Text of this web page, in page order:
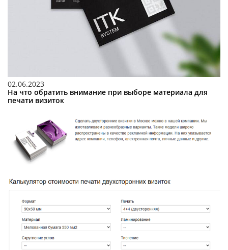
02.06.2023
На что обратить внимание при выборе материала для
печати визиток